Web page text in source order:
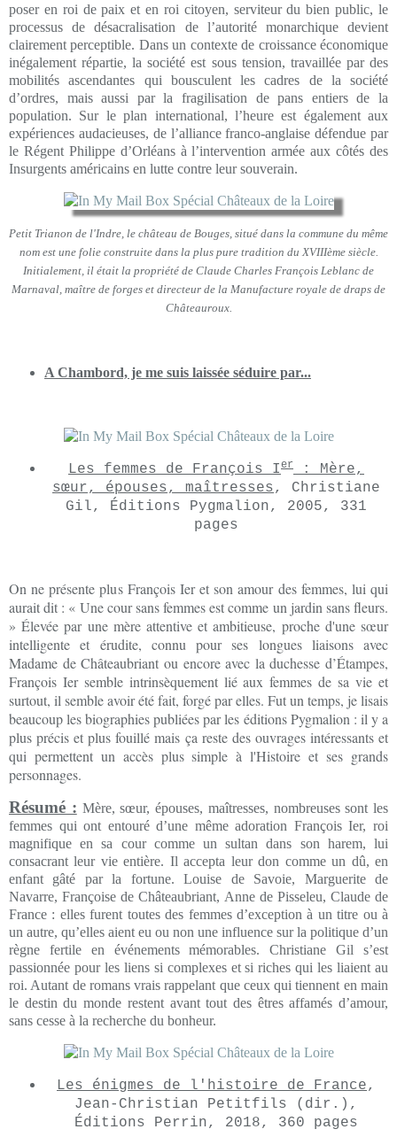
poser en roi de paix et en roi citoyen, serviteur du bien public, le
processus de désacralisation de l’autorité monarchique devient
clairement perceptible. Dans un contexte de croissance économique
inégalement répartie, la société est sous tension, travaillée par des
mobilités ascendantes qui bousculent les cadres de la société
d’ordres, mais aussi par la fragilisation de pans entiers de la
population. Sur le plan international, l’heure est également aux
expériences audacieuses, de l’alliance franco-anglaise défendue par
le Régent Philippe d’Orléans à l’intervention armée aux côtés des
Insurgents américains en lutte contre leur souverain.
Petit Trianon de l'Indre, le château de Bouges, situé dans la commune du même
nom est une folie construite dans la plus pure tradition du XVIIIème siècle.
Initialement, il était la propriété de Claude Charles François Leblanc de
Marnaval, maître de forges et directeur de la Manufacture royale de draps de
Châteauroux.
A Chambord, je me suis laissée séduire par...
Les femmes de François Ier
: Mère,
sœur, épouses, maîtresses, Christiane
Gil, Éditions Pygmalion, 2005, 331
pages
On ne présente plus François Ier et son amour des femmes, lui qui
aurait dit : « Une cour sans femmes est comme un jardin sans fleurs.
» Élevée par une mère attentive et ambitieuse, proche d'une sœur
intelligente et érudite, connu pour ses longues liaisons avec
Madame de Châteaubriant ou encore avec la duchesse d’Étampes,
François Ier semble intrinsèquement lié aux femmes de sa vie et
surtout, il semble avoir été fait, forgé par elles. Fut un temps, je lisais
beaucoup les biographies publiées par les éditions Pygmalion : il y a
plus précis et plus fouillé mais ça reste des ouvrages intéressants et
qui permettent un accès plus simple à l'Histoire et ses grands
personnages.
Résumé : Mère, sœur, épouses, maîtresses, nombreuses sont les
femmes qui ont entouré d’une même adoration François Ier, roi
magnifique en sa cour comme un sultan dans son harem, lui
consacrant leur vie entière. Il accepta leur don comme un dû, en
enfant gâté par la fortune. Louise de Savoie, Marguerite de
Navarre, Françoise de Châteaubriant, Anne de Pisseleu, Claude de
France : elles furent toutes des femmes d’exception à un titre ou à
un autre, qu’elles aient eu ou non une influence sur la politique d’un
règne fertile en événements mémorables. Christiane Gil s’est
passionnée pour les liens si complexes et si riches qui les liaient au
roi. Autant de romans vrais rappelant que ceux qui tiennent en main
le destin du monde restent avant tout des êtres affamés d’amour,
sans cesse à la recherche du bonheur.
Les énigmes de l'histoire de France,
Jean-Christian Petitfils (dir.),
Éditions Perrin, 2018, 360 pages